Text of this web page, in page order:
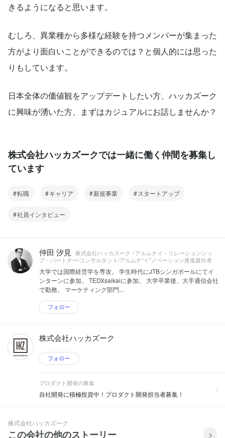
きるようになると思います。
むしろ、異業種から多様な経験を持つメンバーが集まった
方がより面白いことができるのでは？と個人的には思った
りもしています。
日本全体の価値観をアップデートしたい方、ハッカズーク
に興味が湧いた方、まずはカジュアルにお話しませんか？
株式会社ハッカズークでは一緒に働く仲間を募集し
ています
転職 キャリア 新規事業 スタートアップ
社員インタビュー
仲田 汐見 株式会社ハッカズーク / アルムナイ・リレーションシッ
プ・パートナー/コンサルタント/アルムナ"イ"ノベーション推進責任者
大学では国際経営学を専攻。 学生時代にJTBシンガポールにてイ
ンターンに参加。 TEDXsaikaiに参加。 大学卒業後、大手通信会社
で勤務。 マーケティング部門...
フォロー
株式会社ハッカズーク
フォロー
プロダクト開発の募集
自社開発に積極投資中！プロダクト開発担当者募集！
株式会社ハッカズーク
この会社の他のストーリー